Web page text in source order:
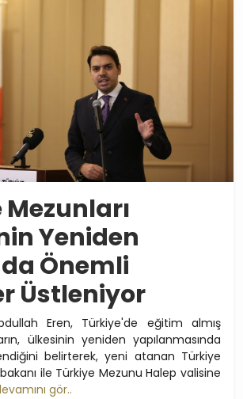
Yeniden
Önemli
Üstleniyor
Eren, Türkiye'de eğitim almış
ülkesinin yeniden yapılanmasında
belirterek, yeni atanan Türkiye
ile Türkiye Mezunu Halep valisine
gör..